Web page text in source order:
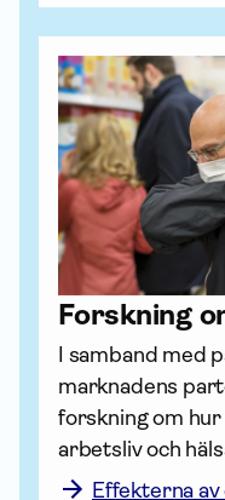
Forskning
I samband med
marknadens
forskning om
arbetsliv och
Effekterna